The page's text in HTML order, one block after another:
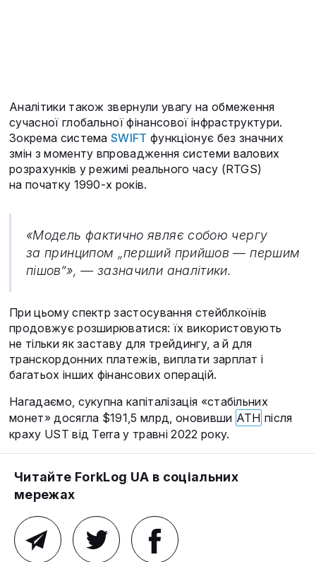
Аналітики також звернули увагу на обмеження
сучасної глобальної фінансової інфраструктури.
Зокрема системаSWIFT функціонує без значних
змін з моменту впровадження системи валових
розрахунків у режимі реального часу (RTGS)
на початку 1990-х років.
«Модель фактично являє собою чергу
за принципом „перший прийшов — першим
пішов“», — зазначили аналітики.
При цьому спектр застосування стейблкоїнів
продовжує розширюватися: їх використовують
не тільки як заставу для трейдингу, а й для
транскордонних платежів, виплати зарплат і
багатьох інших фінансових операцій.
Нагадаємо, сукупна капіталізація «стабільних
монет» досягла $191,5 млрд, оновивши ATH після
краху UST від Terra у травні 2022 року.
Читайте ForkLog UA в соціальних
мережах